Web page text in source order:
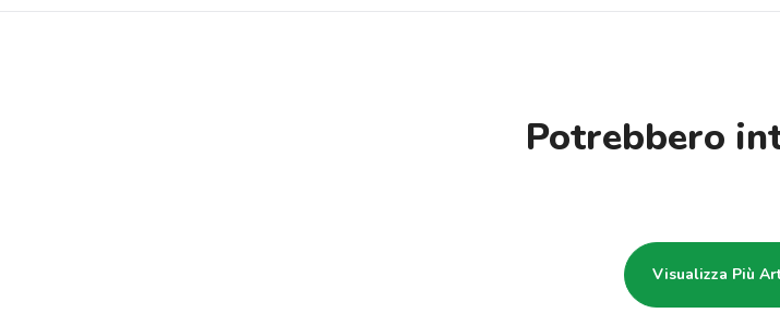
Potrebbero
Visualizza Più